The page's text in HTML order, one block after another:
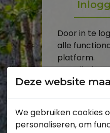
Door in te
alle
platform.
Deze website
We gebruiken cookies
personaliseren, om